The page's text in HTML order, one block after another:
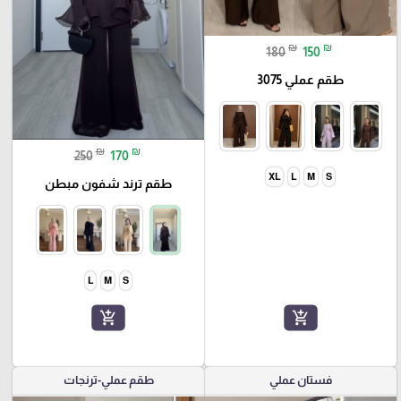
180 ₪ 150 ₪
طقم عملي 3075
S
M
L
XL
add_shopping_cart
250 ₪ 170 ₪
طقم ترند شفون مبطن
S
M
L
add_shopping_cart
فستان عملي طقم عملي-ترنجات